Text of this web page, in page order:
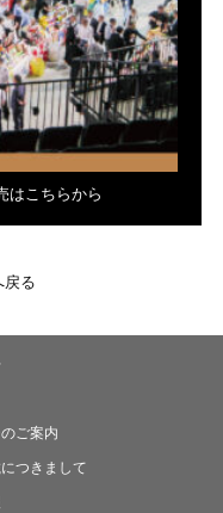
はこちらから
戻る
ご案内
つきまして